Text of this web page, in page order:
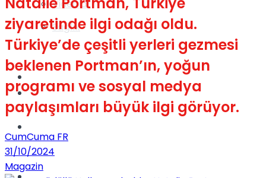
Videolar
Gündem
Sağlık
ziyaretinde ilgi odağı oldu.
Türkiye’de çeşitli yerleri gezmesi
beklenen Portman’ın, yoğun
programı ve sosyal medya
paylaşımları büyük ilgi görüyor.
CumCuma FR
31/10/2024
Magazin